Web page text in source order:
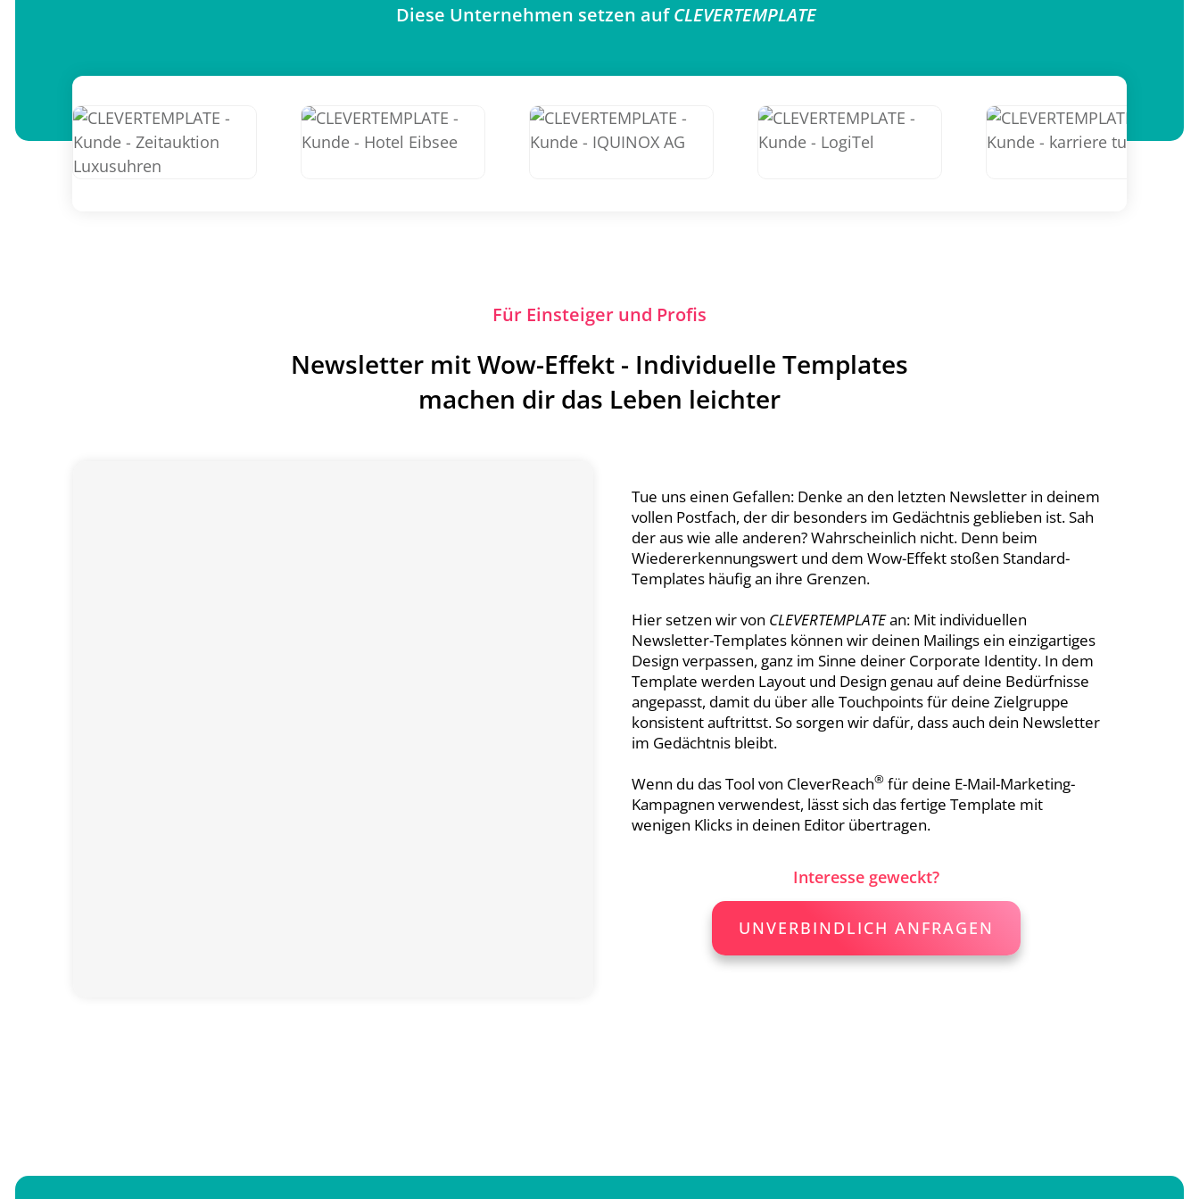
Diese Unternehmen setzen aufCLEVERTEMPLATE
Für Einsteiger und Profis
Newsletter mit Wow-Effekt - Individuelle Templates
machen dir das Leben leichter
Tue uns einen Gefallen: Denke an den letzten Newsletter in deinem
vollen Postfach, der dir besonders im Gedächtnis geblieben ist. Sah
der aus wie alle anderen? Wahrscheinlich nicht. Denn beim
Wiedererkennungswert und dem Wow-Effekt stoßen Standard-
Templates häufig an ihre Grenzen.
Hier setzen wir von CLEVERTEMPLATEan: Mit individuellen
Newsletter-Templates können wir deinen Mailings ein einzigartiges
Design verpassen, ganz im Sinne deiner Corporate Identity. In dem
Template werden Layout und Design genau auf deine Bedürfnisse
angepasst, damit du über alle Touchpoints für deine Zielgruppe
konsistent auftrittst. So sorgen wir dafür, dass auch dein Newsletter
im Gedächtnis bleibt.
Wenn du das Tool von CleverReach®für deine E-Mail-Marketing-
Kampagnen verwendest, lässt sich das fertige Template mit
wenigen Klicks in deinen Editor übertragen.
Interesse geweckt?
UNVERBINDLICH ANFRAGEN